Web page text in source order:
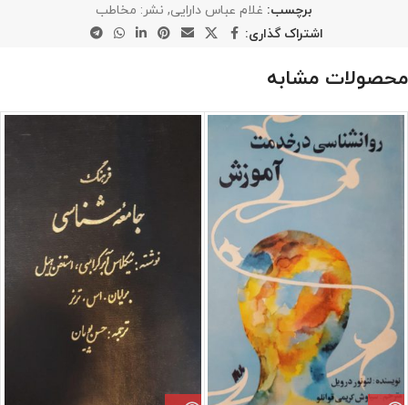
برچسب: غلام عباس دارایی, نشر: مخاطب
اشتراک گذاری:
محصولات مشابه